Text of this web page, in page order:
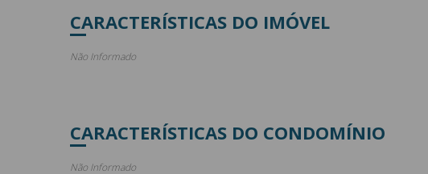
CARACTERÍSTICAS DO IMÓVEL
Não Informado
CARACTERÍSTICAS DO CONDOMÍNIO
Não Informado